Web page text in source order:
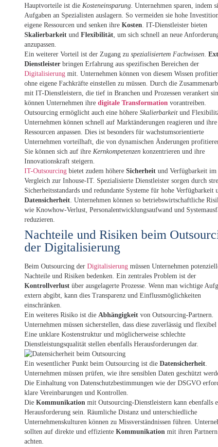
Hauptvorteile ist die Kosteneinsparung. Unternehmen sparen, indem
Aufgaben an Spezialisten auslagern. So vermeiden sie hohe
eigene Ressourcen und senken ihre Kosten. IT-Dienstleister bieten
Skalierbarkeit und Flexibilität, um sich schnell an neue
anzupassen.
Ein weiterer Vorteil ist der Zugang zu spezialisiertem Fachwissen.
Dienstleister bringen Erfahrung aus spezifischen Bereichen der
Digitalisierung mit. Unternehmen können von diesem Wissen
ohne eigene Fachkräfte einstellen zu müssen. Durch die
mit IT-Dienstleistern, die tief in Branchen und Prozessen verankert
können Unternehmen ihre digitale Transformation vorantreiben.
Outsourcing ermöglicht auch eine höhere Skalierbarkeit und
Unternehmen können schnell auf Marktänderungen reagieren und
Ressourcen anpassen. Dies ist besonders für wachstumsorientierte
Unternehmen vorteilhaft, die von dynamischen Änderungen
Sie können sich auf ihre Kernkompetenzen konzentrieren und ihre
Innovationskraft steigern.
IT-Outsourcing bietet zudem höhere Sicherheit und Verfügbarkeit im
Vergleich zur Inhouse-IT. Spezialisierte Dienstleister sorgen durch
Sicherheitsstandards und redundante Systeme für hohe Verfügbarkeit
Datensicherheit. Unternehmen können so betriebswirtschaftliche
wie Knowhow-Verlust, Personalentwicklungsaufwand und
reduzieren.
Nachteile und Risiken beim
der Digitalisierung
Beim Outsourcing der Digitalisierung müssen Unternehmen
Nachteile und Risiken bedenken. Ein zentrales Problem ist der
Kontrollverlust über ausgelagerte Prozesse. Wenn man wichtige
extern abgibt, kann dies Transparenz und Einflussmöglichkeiten
einschränken.
Ein weiteres Risiko ist die Abhängigkeit von Outsourcing-Partnern.
Unternehmen müssen sicherstellen, dass diese zuverlässig und
Eine unklare Kostenstruktur und möglicherweise schlechte
Dienstleistungsqualität stellen ebenfalls Herausforderungen dar.
Ein wesentlicher Punkt beim Outsourcing ist die Datensicherheit.
Unternehmen müssen prüfen, wie ihre sensiblen Daten geschützt
Die Einhaltung von Datenschutzbestimmungen wie der DSGVO
klare Vereinbarungen und Kontrollen.
Die Kommunikation mit Outsourcing-Dienstleistern kann ebenfalls
Herausforderung sein. Räumliche Distanz und unterschiedliche
Unternehmenskulturen können zu Missverständnissen führen.
sollten auf direkte und effiziente Kommunikation mit ihren Partnern
achten.